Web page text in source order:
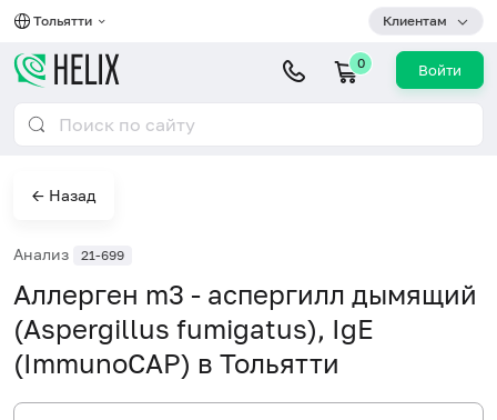
Тольятти Клиентам
0 Войти
← Назад
Анализ 21-699
Аллерген m3 - аспергилл дымящий
(Aspergillus fumigatus), IgE
(ImmunoCAP) в Тольятти